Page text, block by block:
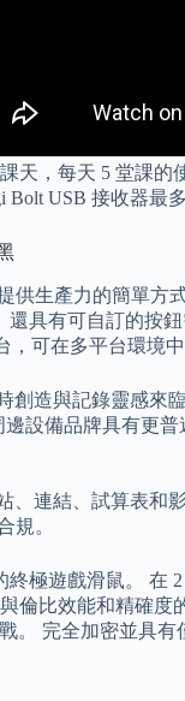
天，每天 5 堂課
USB 接收器
供生產力的簡單
具有可自訂的按
可在多平台環
造與記錄靈感來臨
設備品牌具有更普
連結、試算表和
規。
極遊戲滑鼠。
倫比效能和精確
完全加密並具